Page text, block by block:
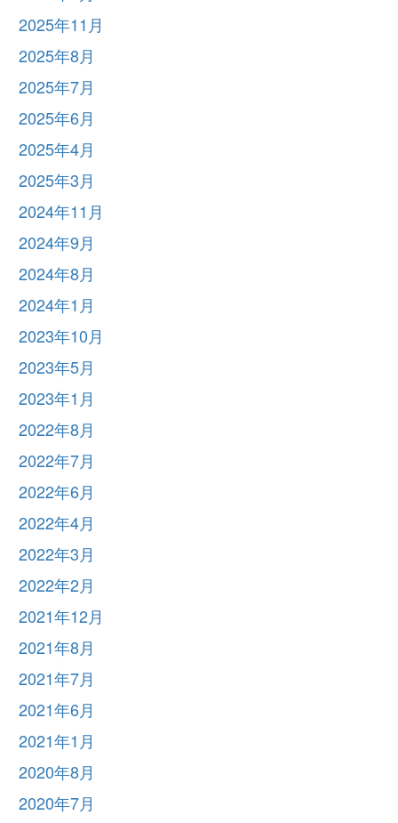
2025年11月
2025年8月
2025年7月
2025年6月
2025年4月
2025年3月
2024年11月
2024年9月
2024年8月
2024年1月
2023年10月
2023年5月
2023年1月
2022年8月
2022年7月
2022年6月
2022年4月
2022年3月
2022年2月
2021年12月
2021年8月
2021年7月
2021年6月
2021年1月
2020年8月
2020年7月